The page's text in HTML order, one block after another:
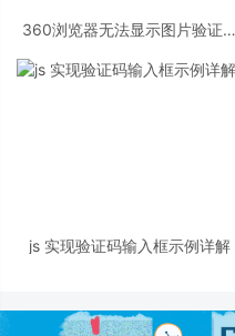
360浏览器无法显示图片验证码
片验证码解决方法
js 实现验证码输入框示例详解